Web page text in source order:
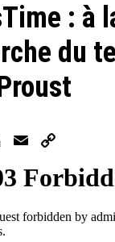
: à
du
LinkedIn
Email